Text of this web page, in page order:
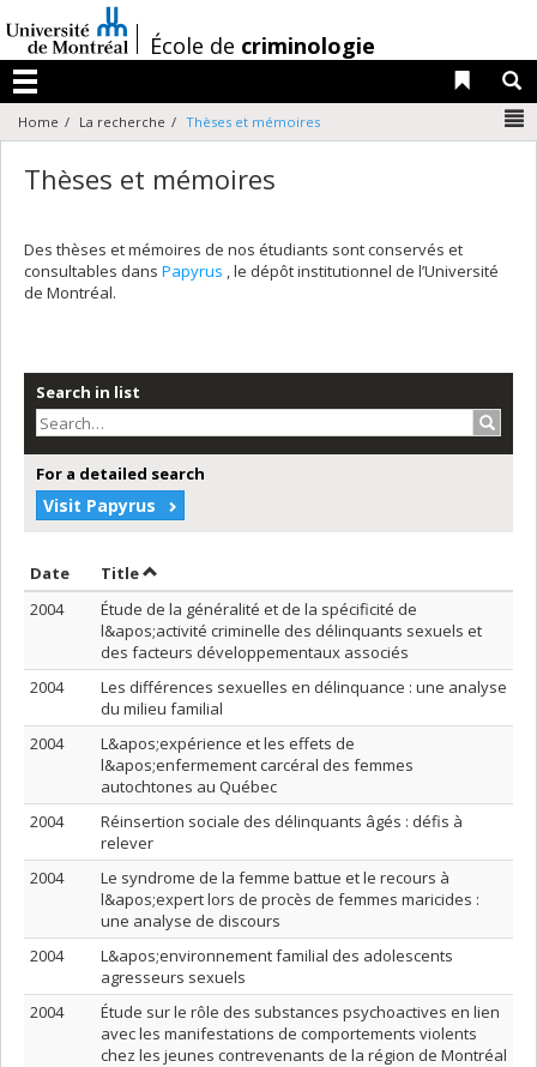
au
contenu
/École de criminologie
Menu
Liens
Home La recherche Thèses et mémoires
Thèses et mémoires
Des thèses et mémoires de nos étudiants sont conservés et
consultables dans Papyrus , le dépôt institutionnel de l’Université
de Montréal.
Search in list
For a detailed search
Visit Papyrus
Date Sort by date in descending order
TitleSort by title in descending order
2004
Étude de la généralité et de la spécificité de
l&apos;activité criminelle des délinquants sexuels et
des facteurs développementaux associés
2004
Les différences sexuelles en délinquance : une analyse
du milieu familial
2004
L&apos;expérience et les effets de
l&apos;enfermement carcéral des femmes
autochtones au Québec
2004
Réinsertion sociale des délinquants âgés : défis à
relever
2004
Le syndrome de la femme battue et le recours à
l&apos;expert lors de procès de femmes maricides :
une analyse de discours
2004
L&apos;environnement familial des adolescents
agresseurs sexuels
2004
Étude sur le rôle des substances psychoactives en lien
avec les manifestations de comportements violents
chez les jeunes contrevenants de la région de Montréal